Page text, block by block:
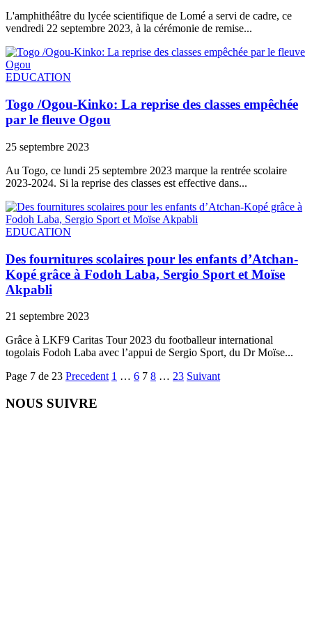
L'amphithéâtre du lycée scientifique de Lomé a servi de cadre, ce
vendredi 22 septembre 2023, à la cérémonie de remise...
EDUCATION
Togo /Ogou-Kinko: La reprise des classes empêchée
par le fleuve Ogou
25 septembre 2023
Au Togo, ce lundi 25 septembre 2023 marque la rentrée scolaire
2023-2024. Si la reprise des classes est effective dans...
EDUCATION
Des fournitures scolaires pour les enfants d’Atchan-
Kopé grâce à Fodoh Laba, Sergio Sport et Moïse
Akpabli
21 septembre 2023
Grâce à LKF9 Caritas Tour 2023 du footballeur international
togolais Fodoh Laba avec l’appui de Sergio Sport, du Dr Moïse...
Page 7 de 23 Precedent 1 … 6 7 8 … 23 Suivant
NOUS SUIVRE